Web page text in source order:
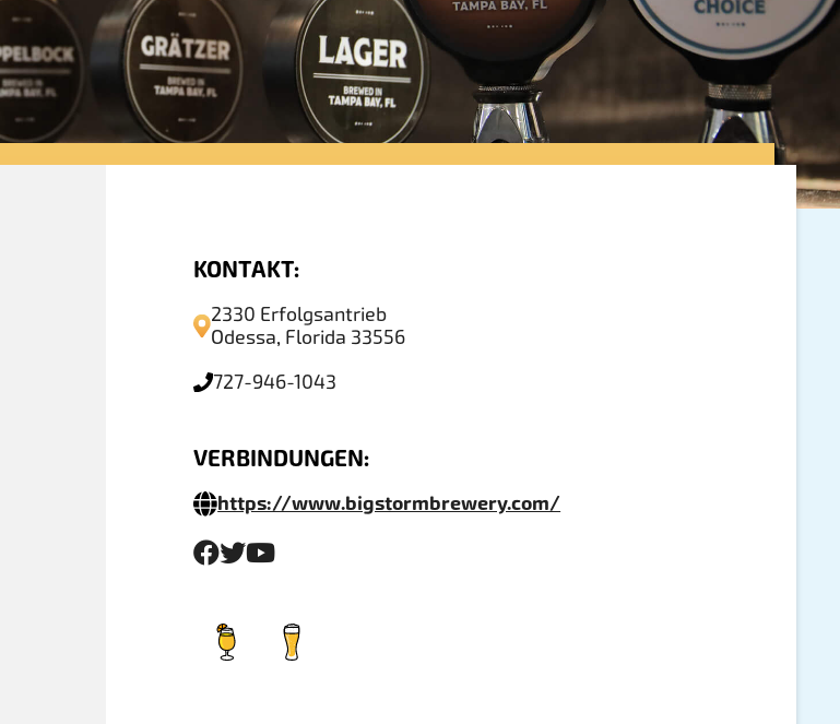
KONTAKT:
2330 Erfolgsantrieb
Odessa, Florida 33556
727-946-1043
VERBINDUNGEN:
https://www.bigstormbrewery.com/